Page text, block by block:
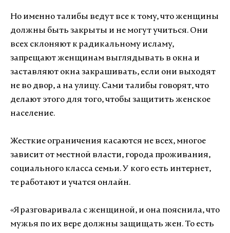
Но именно талибы ведут все к тому, что женщины
должны быть закрыты и не могут учиться. Они
всех склоняют к радикальному исламу,
запрещают женщинам выглядывать в окна и
заставляют окна закрашивать, если они выходят
не во двор, а на улицу. Сами талибы говорят, что
делают этого для того, чтобы защитить женское
население.
Жесткие ограничения касаются не всех, многое
зависит от местной власти, города проживания,
социального класса семьи. У кого есть интернет,
те работают и учатся онлайн.
«Я разговаривала с женщиной, и она пояснила, что
мужья по их вере должны защищать жен. То есть